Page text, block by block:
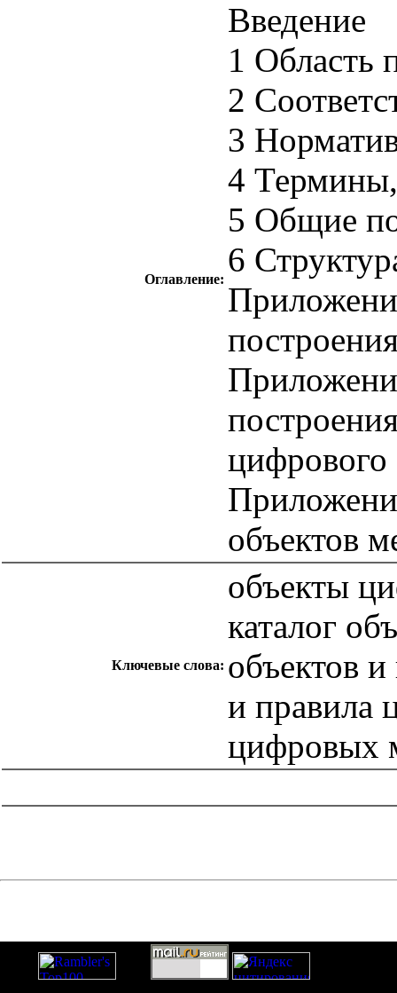
Оглавление:
Введение
1 Область
2
3
4
5 Общие
6
объектов
Ключевые слова:
объекты
каталог
объектов
и правила
цифровых